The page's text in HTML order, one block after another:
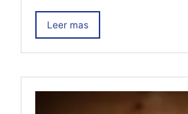
Leer mas